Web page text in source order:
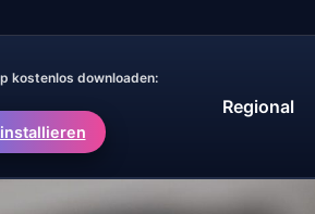
kostenlos downloaden:
Regional